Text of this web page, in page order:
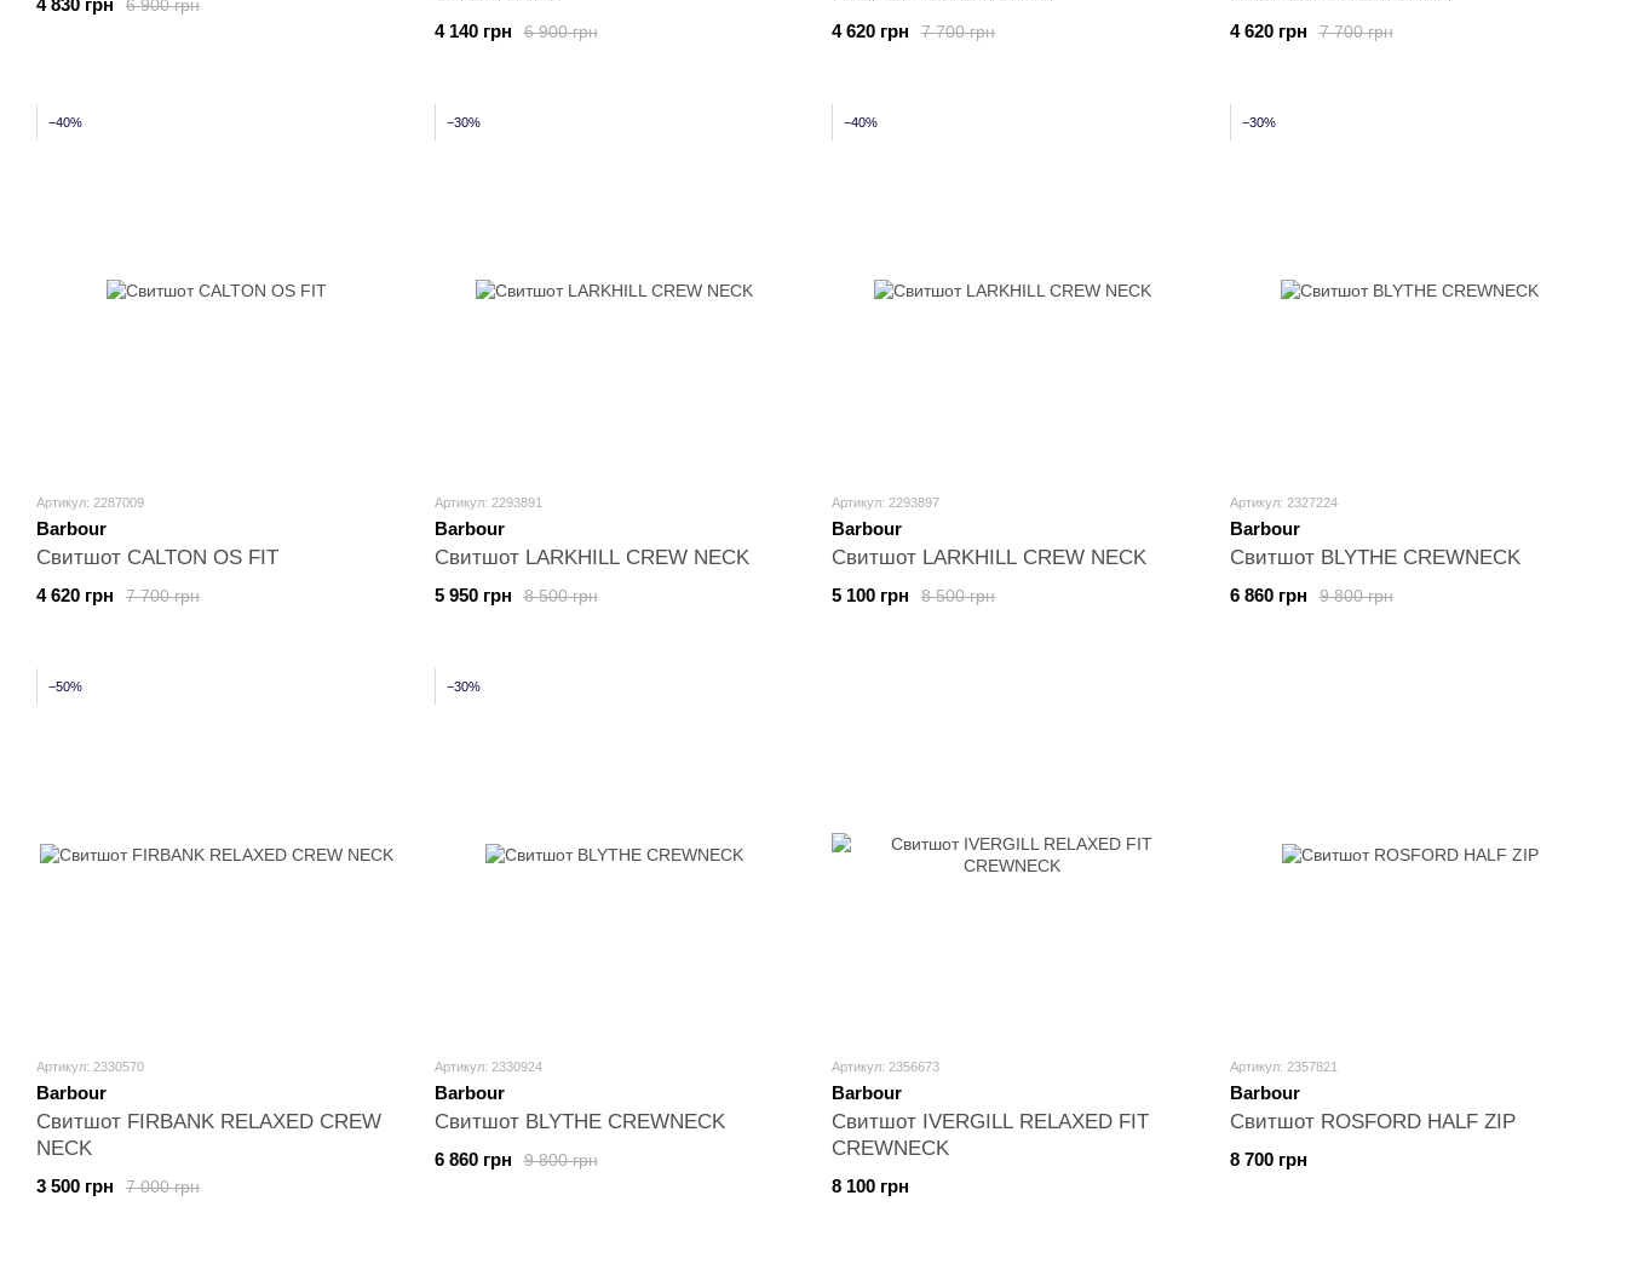
6 900 грн
4 830 грн
6 900 грн
4 140 грн 7 700 грн
4 620 грн 7 700 грн
4 620 грн
−40%
Артикул: 2287009
Barbour
Свитшот CALTON OS FIT
7 700 грн
4 620 грн
−30%
Артикул: 2293891
Barbour
Свитшот LARKHILL CREW NECK
8 500 грн
5 950 грн
−40%
Артикул: 2293897
Barbour
Свитшот LARKHILL CREW NECK
8 500 грн
5 100 грн
−30%
Артикул: 2327224
Barbour
Свитшот BLYTHE CREWNECK
9 800 грн
6 860 грн
−50%
Артикул: 2330570
Barbour
Свитшот FIRBANK RELAXED CREW
NECK
7 000 грн
3 500 грн
−30%
Артикул: 2330924
Barbour
Свитшот BLYTHE CREWNECK
9 800 грн
6 860 грн
Артикул: 2356673
Barbour
Свитшот IVERGILL RELAXED FIT
CREWNECK
8 100 грн
Артикул: 2357821
Barbour
Свитшот ROSFORD HALF ZIP
8 700 грн